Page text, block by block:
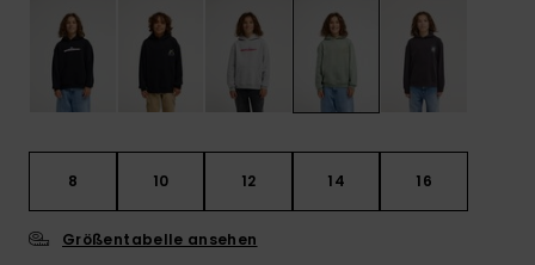
8 10 12 14 16
Größentabelle ansehen